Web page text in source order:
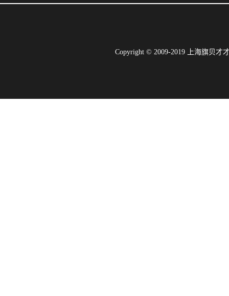
Copyright © 2009-2019 上海旗贝